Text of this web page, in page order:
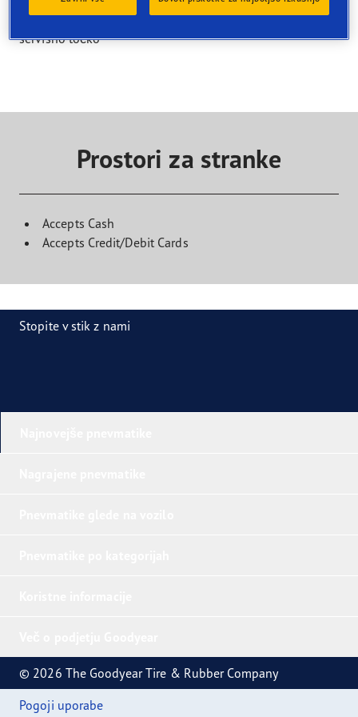
Za rezervacijo obiska se obrnite neposredno na izbrano
servisno točko
Prostori za stranke
Accepts Cash
Accepts Credit/Debit Cards
Stopite v stik z nami
© 2026 The Goodyear Tire & Rubber Company
Pogoji uporabe